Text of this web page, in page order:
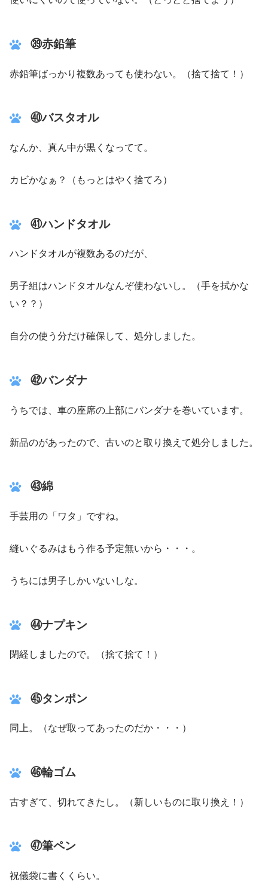
㊴赤鉛筆
赤鉛筆ばっかり複数あっても使わない。（捨て捨て！）
㊵バスタオル
なんか、真ん中が黒くなってて。
カビかなぁ？（もっとはやく捨てろ）
㊶ハンドタオル
ハンドタオルが複数あるのだが、
男子組はハンドタオルなんぞ使わないし。（手を拭かな
い？？）
自分の使う分だけ確保して、処分しました。
㊷バンダナ
うちでは、車の座席の上部にバンダナを巻いています。
新品のがあったので、古いのと取り換えて処分しました。
㊸綿
手芸用の「ワタ」ですね。
縫いぐるみはもう作る予定無いから・・・。
うちには男子しかいないしな。
㊹ナプキン
閉経しましたので。（捨て捨て！）
㊺タンポン
同上。（なぜ取ってあったのだか・・・）
㊻輪ゴム
古すぎて、切れてきたし。（新しいものに取り換え！）
㊼筆ペン
祝儀袋に書くくらい。